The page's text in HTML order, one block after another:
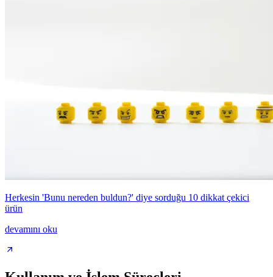
Herkesin 'Bunu nereden buldun?' diye sorduğu 10 dikkat çekici
ürün
devamını oku